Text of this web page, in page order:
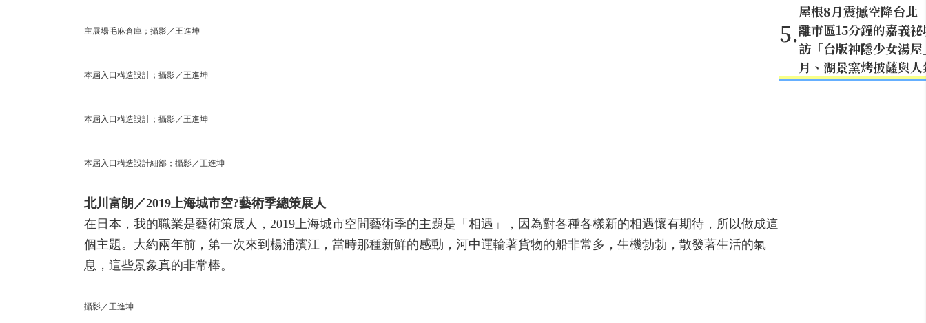
主展場毛麻倉庫；攝影／王進坤
本屆入口構造設計；攝影／王進坤
本屆入口構造設計；攝影／王進坤
本屆入口構造設計細部；攝影／王進坤
北川富朗／2019上海城市空?藝術季總策展人
在日本，我的職業是藝術策展人，2019上海城市空間藝術季的主題是「相遇」，因為對各種各樣新的相遇懷有期待，所以做成這
個主題。大約兩年前，第一次來到楊浦濱江，當時那種新鮮的感動，河中運輸著貨物的船非常多，生機勃勃，散發著生活的氣
息，這些景象真的非常棒。
攝影／王進坤
屋根8月震撼空降台北
5.離市區15分鐘的嘉義
訪「台版神隱少女湯
月、湖景窯烤披薩與